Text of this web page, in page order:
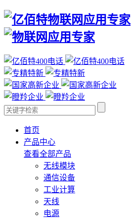
首页
产品中心
查看全部产品
无线模块
通信设备
工业计算
天线
电源